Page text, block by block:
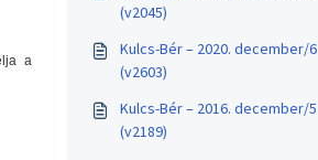
a
(v2045)
Kulcs-Bér – 2020. december/6
(v2603)
Kulcs-Bér – 2016. december/5
(v2189)